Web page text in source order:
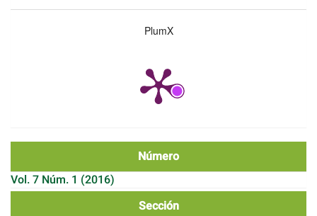
PlumX
Número
Vol. 7 Núm. 1 (2016)
Sección